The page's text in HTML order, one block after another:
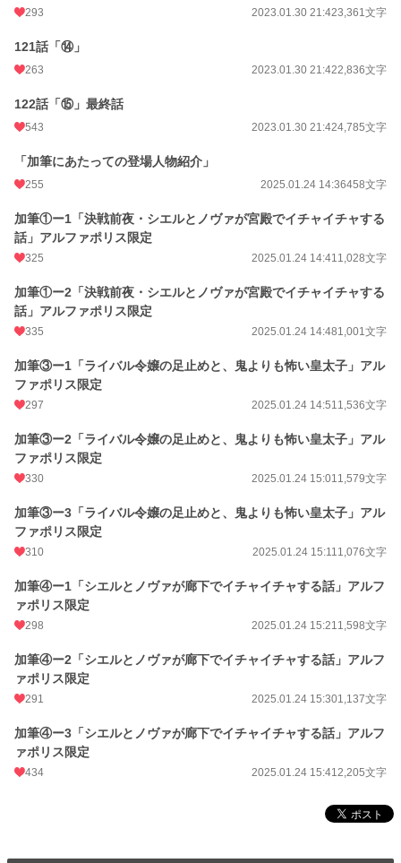
293 2023.01.30 21:423,361文字
121話「⑭」
263 2023.01.30 21:422,836文字
122話「⑮」最終話
543 2023.01.30 21:424,785文字
「加筆にあたっての登場人物紹介」
255 2025.01.24 14:36458文字
加筆①ー1「決戦前夜・シエルとノヴァが宮殿でイチャイチャする
話」アルファポリス限定
325 2025.01.24 14:411,028文字
加筆①ー2「決戦前夜・シエルとノヴァが宮殿でイチャイチャする
話」アルファポリス限定
335 2025.01.24 14:481,001文字
加筆③ー1「ライバル令嬢の足止めと、鬼よりも怖い皇太子」アル
ファポリス限定
297 2025.01.24 14:511,536文字
加筆③ー2「ライバル令嬢の足止めと、鬼よりも怖い皇太子」アル
ファポリス限定
330 2025.01.24 15:011,579文字
加筆③ー3「ライバル令嬢の足止めと、鬼よりも怖い皇太子」アル
ファポリス限定
310 2025.01.24 15:111,076文字
加筆④ー1「シエルとノヴァが廊下でイチャイチャする話」アルフ
ァポリス限定
298 2025.01.24 15:211,598文字
加筆④ー2「シエルとノヴァが廊下でイチャイチャする話」アルフ
ァポリス限定
291 2025.01.24 15:301,137文字
加筆④ー3「シエルとノヴァが廊下でイチャイチャする話」アルフ
ァポリス限定
434 2025.01.24 15:412,205文字